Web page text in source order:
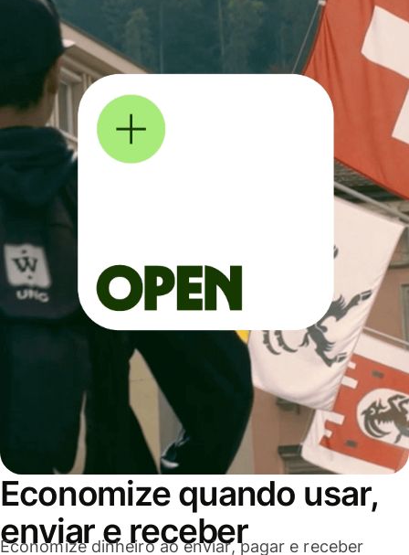
Economize quando usar,
enviar e receber
Economize dinheiro ao enviar, pagar e receber